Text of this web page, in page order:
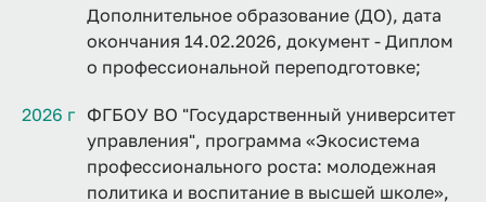
Дополнительное образование (ДО), дата
окончания 14.02.2026, документ - Диплом
о профессиональной переподготовке;
2026 г ФГБОУ ВО "Государственный университет
управления", программа «Экосистема
профессионального роста: молодежная
политика и воспитание в высшей школе»,